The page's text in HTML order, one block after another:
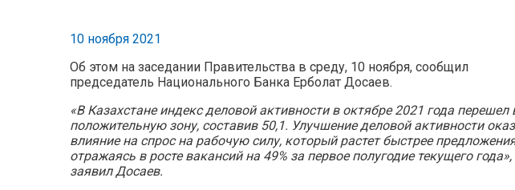
10 ноября 2021
Об этом на заседании Правительства в среду, 10 ноября, сообщил
председатель Национального Банка Ерболат Досаев.
«В Казахстане индекс деловой активности в октябре 2021 года перешел
положительную зону, составив 50,1. Улучшение деловой активности
влияние на спрос на рабочую силу, который растет быстрее
отражаясь в росте вакансий на 49% за первое полугодие текущего года»,
заявил Досаев.